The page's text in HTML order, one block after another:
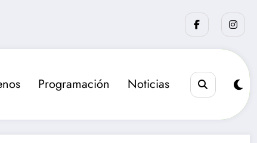
Programación Noticias